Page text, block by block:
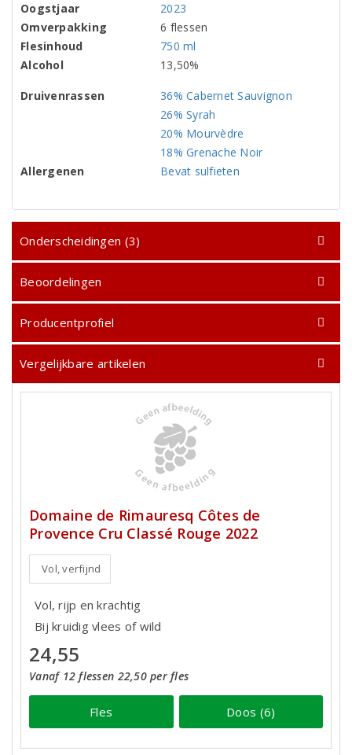
Oogstjaar
2023
Omverpakking
6 flessen
Flesinhoud
750 ml
Alcohol
13,50%
Druivenrassen
36% Cabernet Sauvignon
26% Syrah
20% Mourvèdre
18% Grenache Noir
Allergenen
Bevat sulfieten
Onderscheidingen (3)
Beoordelingen
Producentprofiel
Vergelijkbare artikelen
Domaine de Rimauresq Côtes de
Provence Cru Classé Rouge 2022
Vol, verfijnd
Vol, rijp en krachtig
Bij kruidig vlees of wild
24,55
Vanaf 12 flessen 22,50 per fles
Fles Doos (6)